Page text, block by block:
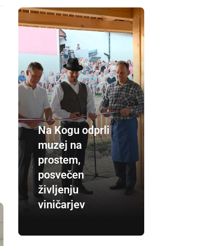
Na Kogu odprli
muzej na
prostem,
posvečen
življenju
viničarjev